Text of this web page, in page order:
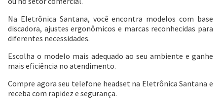
Na Eletrônica Santana, você encontra modelos com base
discadora, ajustes ergonômicos e marcas reconhecidas para
diferentes necessidades.
Escolha o modelo mais adequado ao seu ambiente e ganhe
mais eficiência no atendimento.
Compre agora seu telefone headset na Eletrônica Santana e
receba com rapidez e segurança.